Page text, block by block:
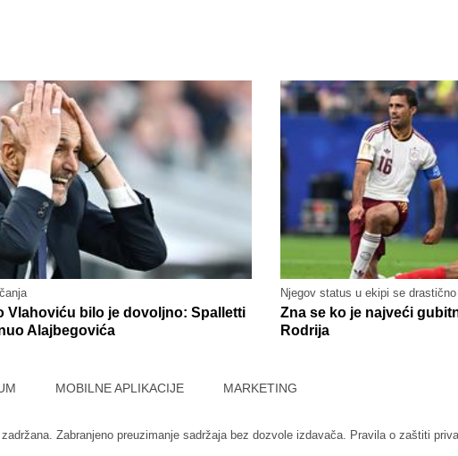
Vlahoviću bilo je dovoljno: Spalletti
Alajbegovića
Njegov status u ekipi se
Zna se ko je najveći
Rodrija
MOBILNE APLIKACIJE MARKETING
Zabranjeno preuzimanje sadržaja bez dozvole izdavača. Pravila o zaštiti